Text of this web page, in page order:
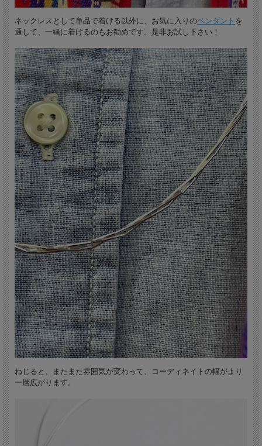
アメリカの現地では30連や50連などのバルキーな物が多いのですが、日本向けに
もっと普段使いに向いた3連・5連・10連で、長さのバリエーションもお楽しみ頂
けるように、当店で別注をかけています。
ネックレスとして単品で着ける以外に、お気に入りのペンダント を
通して、一緒に着けるのもお勧めです。是非お試し下さい！
ねじると、またまた雰囲気が変わって、コーディネイトの幅がより
一層広がります。